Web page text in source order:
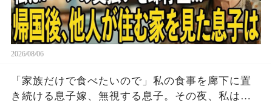
2026/08/06
「家族だけで食べたいので」私の食事を廊下に置
き続ける息子嫁、無視する息子。その夜、私は黙